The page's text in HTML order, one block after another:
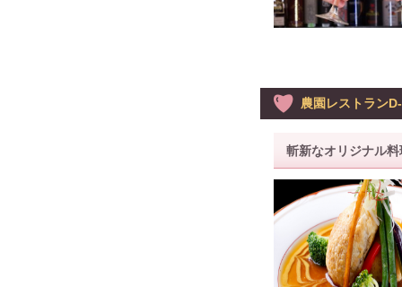
農園レストラン
斬新なオリジナル